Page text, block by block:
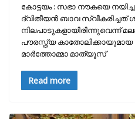
കോട്ടയം : സഭാ നൗകയെ
ദ്വിതീയൻ ബാവ സ്വീകരിച്ചത്
നിലപാടുകളായിരിന്നുവെന്ന്
പൗരസ്ത്യ
മാർത്തോമ്മാ മാത്യൂസ്
Read more